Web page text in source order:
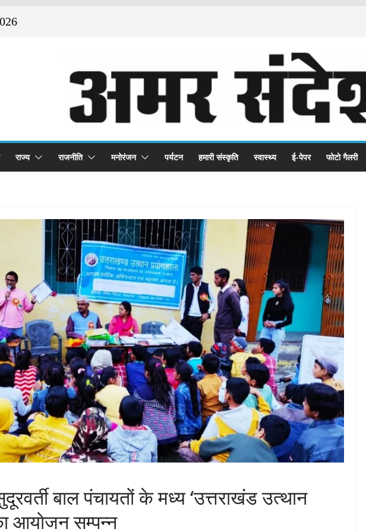
राज्य राजनीति मनोरंजन पर्यटन हमारी संस्कृति स्वास्थ्य ई-पेपर फोटो गैलरी
बाल पंचायतों के मध्य ‘उत्तराखंड उत्थान
आयोजन सम्पन्न